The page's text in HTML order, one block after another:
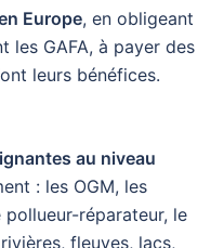
Europe, en obligeant
les GAFA, à payer des
leurs bénéfices.
au niveau
: les OGM, les
réparateur, le
fleuves, lacs,